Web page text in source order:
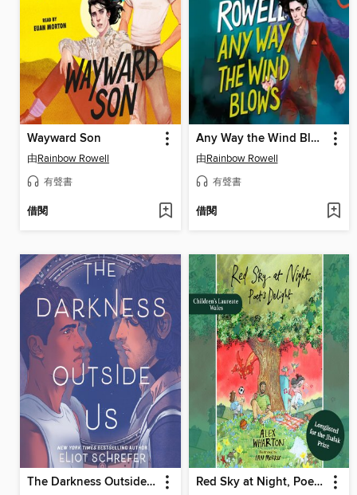
Wayward Son
由Rainbow Rowell
有聲書
借閱
Any Way the Wind Blows
由Rainbow Rowell
有聲書
借閱
The Darkness Outside Us Red Sky at Night, Poet's Delight